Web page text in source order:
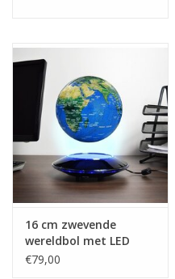
16 cm zwevende
wereldbol met LED
verlichting
€79,00